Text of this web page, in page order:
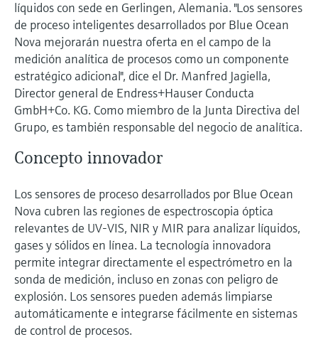
Visor de dispositivos
Encuentre información y documentación
específicas sobre los productos.
Buscador de repuestos
Encuentre repuestos por raíz del producto,
código de pedido o número de serie
electromecánico
Medición de nivel por barrera de
microondas
Level measurement with pressure
Medición mediante transmisión de
microondas
Memosens technology
Ver todos
la transparencia de los procesos
para una toma de decisiones más
sólida y fundamentada
líquidos con sede en Gerlingen, Alemania. "Los sensores
de proceso inteligentes desarrollados por Blue Ocean
Nova mejorarán nuestra oferta en el campo de la
medición analítica de procesos como un componente
estratégico adicional", dice el Dr. Manfred Jagiella,
Director general de Endress+Hauser Conducta
GmbH+Co. KG. Como miembro de la Junta Directiva del
Grupo, es también responsable del negocio de analítica.
Concepto innovador
Los sensores de proceso desarrollados por Blue Ocean
Nova cubren las regiones de espectroscopia óptica
relevantes de UV-VIS, NIR y MIR para analizar líquidos,
gases y sólidos en línea. La tecnología innovadora
permite integrar directamente el espectrómetro en la
sonda de medición, incluso en zonas con peligro de
explosión. Los sensores pueden además limpiarse
automáticamente e integrarse fácilmente en sistemas
de control de procesos.